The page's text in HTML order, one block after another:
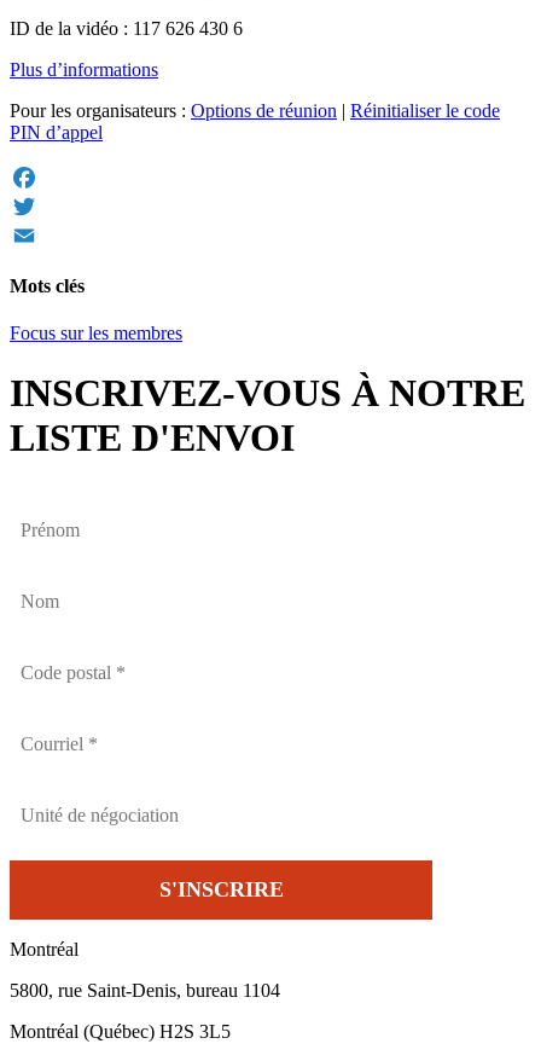
ID de la vidéo : 117 626 430 6
Plus d’informations
Pour les organisateurs : Options de réunion | Réinitialiser le code
PIN d’appel
Facebook
Twitter
Mots clés
Focus sur les membres
INSCRIVEZ-VOUS À NOTRE
LISTE D'ENVOI
Montréal
5800, rue Saint-Denis, bureau 1104
Montréal (Québec) H2S 3L5